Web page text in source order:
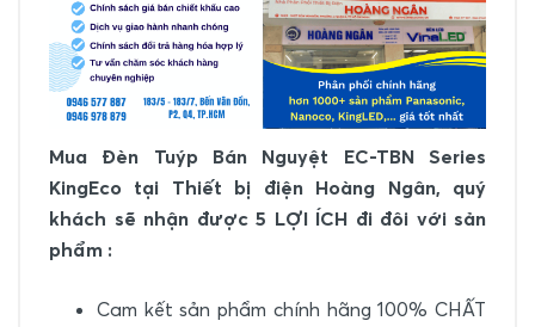
Mua Đèn Tuýp Bán Nguyệt EC-TBN Series
KingEco tại Thiết bị điện Hoàng Ngân, quý
khách sẽ nhận được 5 LỢI ÍCH đi đôi với sản
phẩm :
Cam kết sản phẩm chính hãng 100% CHẤT